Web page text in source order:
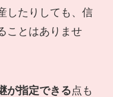
したりしても、信
ことはありませ
が指定できる点も